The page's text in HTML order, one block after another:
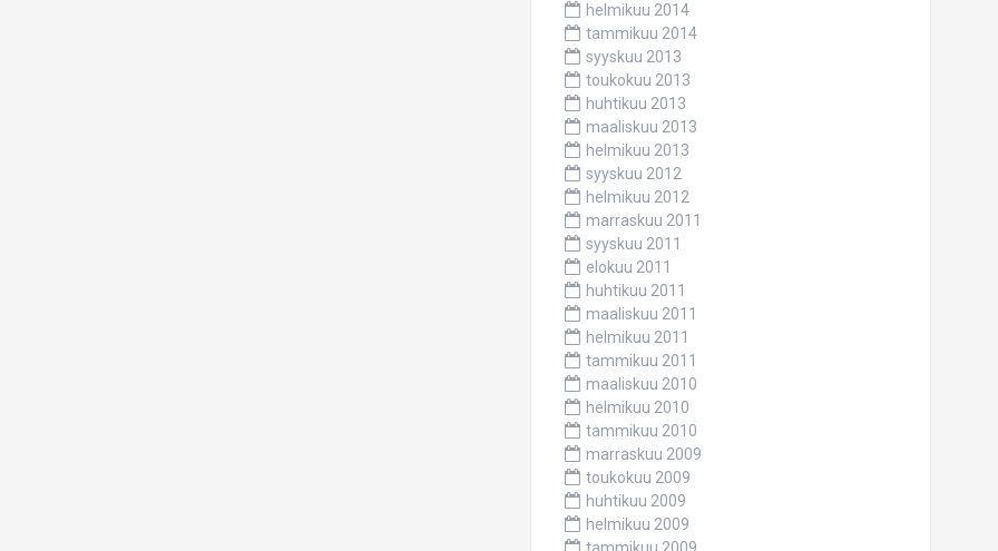
helmikuu 2014
tammikuu 2014
syyskuu 2013
toukokuu 2013
huhtikuu 2013
maaliskuu 2013
helmikuu 2013
syyskuu 2012
helmikuu 2012
marraskuu 2011
syyskuu 2011
elokuu 2011
huhtikuu 2011
maaliskuu 2011
helmikuu 2011
tammikuu 2011
maaliskuu 2010
helmikuu 2010
tammikuu 2010
marraskuu 2009
toukokuu 2009
huhtikuu 2009
helmikuu 2009